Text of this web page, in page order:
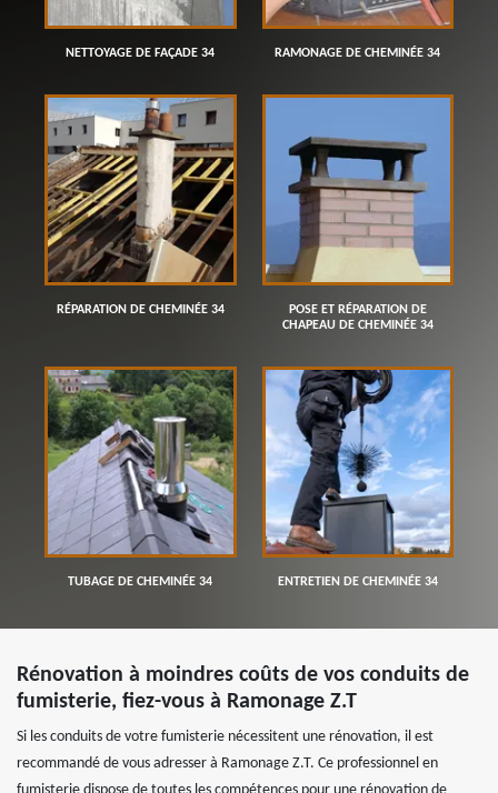
NETTOYAGE DE FAÇADE 34 RAMONAGE DE CHEMINÉE 34
RÉPARATION DE CHEMINÉE 34
POSE ET RÉPARATION DE
CHAPEAU DE CHEMINÉE 34
TUBAGE DE CHEMINÉE 34 ENTRETIEN DE CHEMINÉE 34
Rénovation à moindres coûts de vos conduits de
fumisterie, fiez-vous à Ramonage Z.T
Si les conduits de votre fumisterie nécessitent une rénovation, il est
recommandé de vous adresser à Ramonage Z.T. Ce professionnel en